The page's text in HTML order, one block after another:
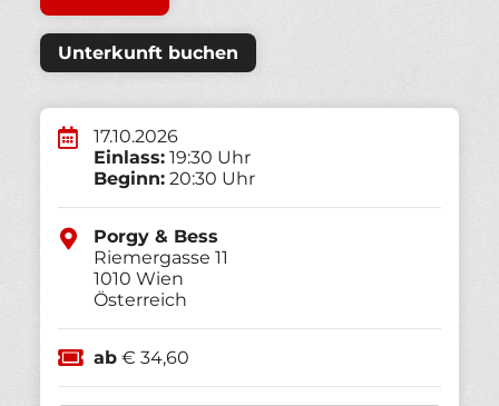
Unterkunft buchen
17.10.2026
Einlass: 19:30 Uhr
Beginn: 20:30 Uhr
Porgy & Bess
Riemergasse 11
1010 Wien
Österreich
ab € 34,60